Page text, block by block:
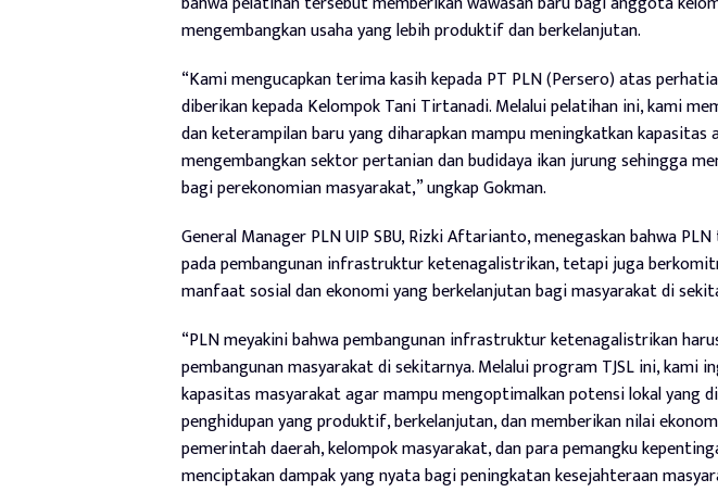
mengembangkan usaha yang lebih produktif dan berkelanjutan.
“Kami mengucapkan terima kasih kepada PT PLN (Persero) atas
diberikan kepada Kelompok Tani Tirtanadi. Melalui pelatihan ini, kami
dan keterampilan baru yang diharapkan mampu meningkatkan
mengembangkan sektor pertanian dan budidaya ikan jurung sehingga
bagi perekonomian masyarakat,” ungkap Gokman.
General Manager PLN UIP SBU, Rizki Aftarianto, menegaskan bahwa
pada pembangunan infrastruktur ketenagalistrikan, tetapi juga
manfaat sosial dan ekonomi yang berkelanjutan bagi masyarakat di
“PLN meyakini bahwa pembangunan infrastruktur ketenagalistrikan
pembangunan masyarakat di sekitarnya. Melalui program TJSL ini, kami
kapasitas masyarakat agar mampu mengoptimalkan potensi lokal yang
penghidupan yang produktif, berkelanjutan, dan memberikan nilai
pemerintah daerah, kelompok masyarakat, dan para pemangku
menciptakan dampak yang nyata bagi peningkatan kesejahteraan